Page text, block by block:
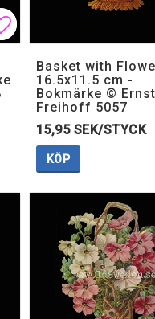
Lägg till i
Lägg till i
Basket with
16.5x11.5 cm -
Bokmärke © Ernst
Freihoff 5057
15,95 SEK/STYCK
KÖP